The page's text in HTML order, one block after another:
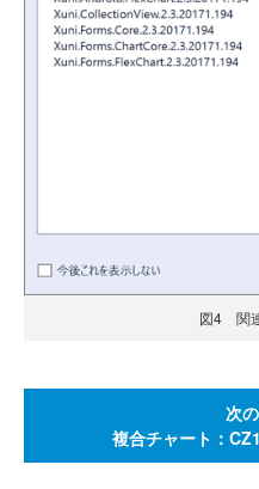
図4 関
次
複合チャート：